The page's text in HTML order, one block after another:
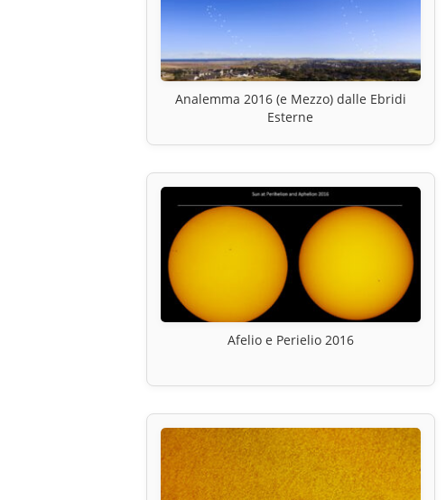
Analemma 2016 (e Mezzo) dalle Ebridi
Esterne
Afelio e Perielio 2016